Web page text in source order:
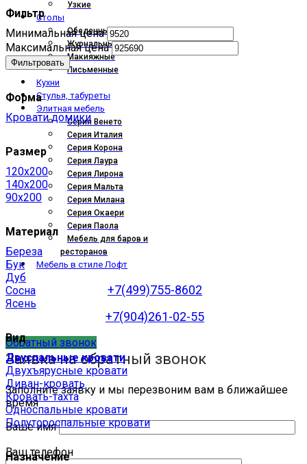
Узкие
Столы
Обеденные
Журнальные
Макияжные
Письменные
Кухни
Стулья, табуреты
Элитная мебель
Серия Венето
Серия Италия
Серия Корона
Серия Лаура
Серия Лирона
Серия Мальта
Серия Милана
Серия Окаери
Серия Паола
Мебель для баров и
ресторанов
Мебель в стиле Лофт
+7(499)755-8602
+7(904)261-02-55
Обратный звонок
Заявка на обратный звонок
Заполните заявку и мы перезвоним вам в ближайшее
время
Ваше имя
Ваш телефон
Фильтр
Минимальная цена
Максимальная цена
Фильтровать
Форма
Кровати домики
Размер
120x200
140x200
90x200
Материал
Береза
Бук
Дуб
Сосна
Ясень
Вид
Двуспальные кровати
Двухъярусные кровати
Диван-кровать
Кровать-тахта
Односпальные кровати
Полутороспальные кровати
Назначение